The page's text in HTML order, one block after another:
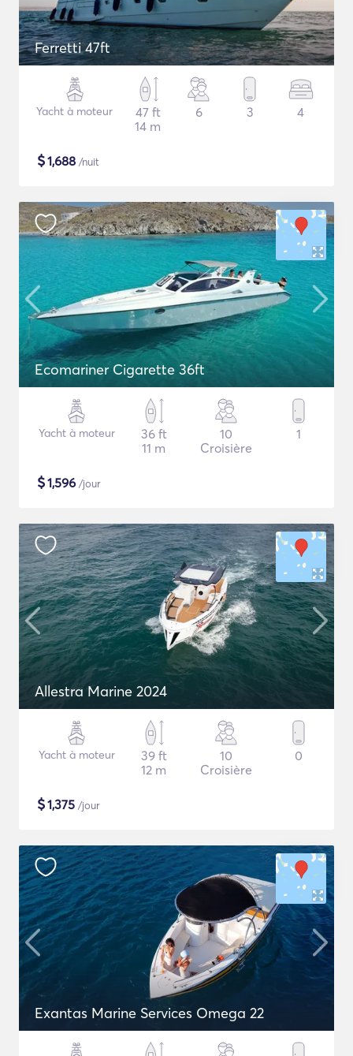
Ferretti 47ft
Yacht à moteur
47 ft
14 m
6 3 4
$1,688 /nuit
Ecomariner Cigarette 36ft
Yacht à moteur
36 ft
11 m
10
Croisière
1
$1,596 /jour
Allestra Marine 2024
Yacht à moteur
39 ft
12 m
10
Croisière
0
$1,375 /jour
Exantas Marine Services Omega 22